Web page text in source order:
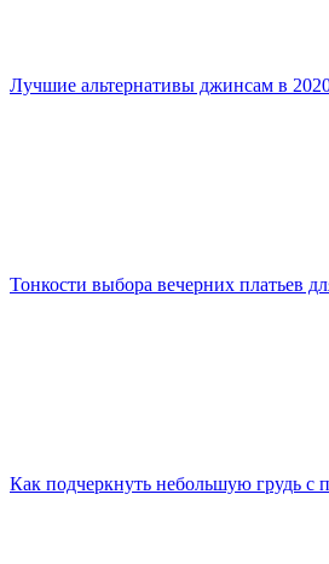
Лучшие альтернативы джинсам в
Тонкости выбора вечерних платьев
Как подчеркнуть небольшую грудь